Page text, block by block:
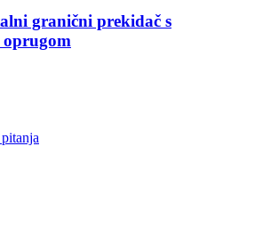
granični prekidač s